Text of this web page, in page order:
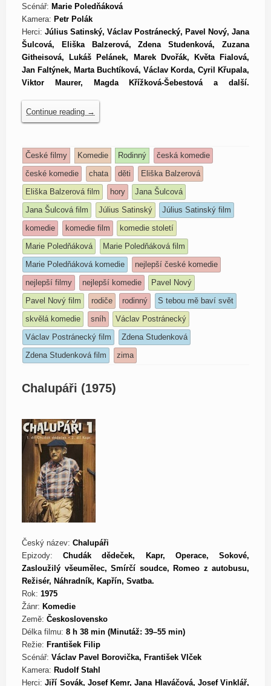
Scénář: Marie Poledňáková
Kamera: Petr Polák
Herci: Július Satinský, Václav Postránecký, Pavel Nový, Jana
Šulcová, Eliška Balzerová, Zdena Studenková, Zuzana
Githeisová, Lukáš Pelánek, Marek Dvořák, Květa Fialová,
Jan Faltýnek, Marta Buchtíková, Václav Korda, Cyril Křupala,
Viktor Maurer, Magda Křížková-Šebestová a další.
Continue reading →
České filmy Komedie Rodinný
česká komedie
české komedie
chata děti
Eliška Balzerová
Eliška Balzerová film
hory
Jana Šulcová
Jana Šulcová film
Július Satinský
Július Satinský film
komedie
komedie film
komedie století
Marie Poledňáková
Marie Poledňáková film
Marie Poledňáková komedie
nejlepší české komedie
nejlepší filmy
nejlepší komedie
Pavel Nový
Pavel Nový film
rodiče rodinný
S tebou mě baví svět
skvělá komedie
sníh
Václav Postránecký
Václav Postránecký film
Zdena Studenková
Zdena Studenková film
zima
Chalupáři (1975)
Český název: Chalupáři
Epizody:Chudák dědeček, Kapr, Operace, Sokové,
Zasloužilý všeumělec, Smírčí soudce, Romeo z autobusu,
Režisér, Náhradník, Kapřín, Svatba.
Rok: 1975
Žánr: Komedie
Země: Československo
Délka filmu: 8 h 38 min (Minutáž: 39–55 min)
Režie: František Filip
Scénář: Václav Pavel Borovička, František Vlček
Kamera: Rudolf Stahl
Herci:Jiří Sovák, Josef Kemr, Jana Hlaváčová, Josef Vinklář,